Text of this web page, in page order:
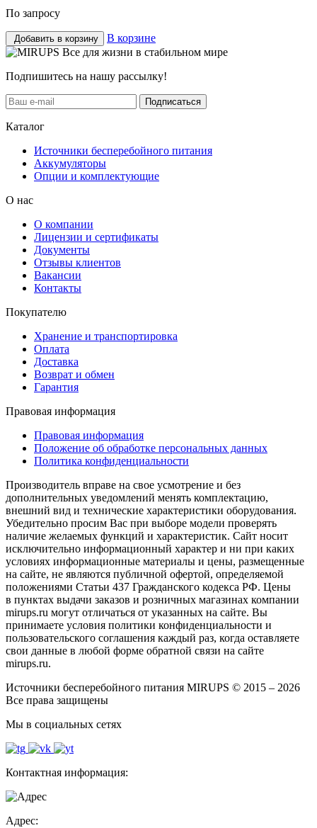
По запросу
Добавить в корзину
В корзине
Все для жизни в стабильном мире
Подпишитесь на нашу рассылку!
Подписаться
Каталог
Источники бесперебойного питания
Аккумуляторы
Опции и комплектующие
О нас
О компании
Лицензии и сертификаты
Документы
Отзывы клиентов
Вакансии
Контакты
Покупателю
Хранение и транспортировка
Оплата
Доставка
Возврат и обмен
Гарантия
Правовая информация
Правовая информация
Положение об обработке персональных данных
Политика конфиденциальности
Производитель вправе на свое усмотрение и без
дополнительных уведомлений менять комплектацию,
внешний вид и технические характеристики оборудования.
Убедительно просим Вас при выборе модели проверять
наличие желаемых функций и характеристик. Сайт носит
исключительно информационный характер и ни при каких
условиях информационные материалы и цены, размещенные
на сайте, не являются публичной офертой, определяемой
положениями Статьи 437 Гражданского кодекса РФ. Цены
в пунктах выдачи заказов и розничных магазинах компании
mirups.ru могут отличаться от указанных на сайте. Вы
принимаете условия политики конфиденциальности и
пользовательского соглашения каждый раз, когда оставляете
свои данные в любой форме обратной связи на сайте
mirups.ru.
Источники бесперебойного питания MIRUPS © 2015 – 2026
Все права защищены
Мы в социальных сетях
Контактная информация:
Адрес: